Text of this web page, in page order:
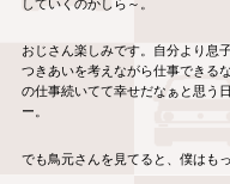
していくのかしら～。
おじさん楽しみです。自分より息
つきあいを考えながら仕事できる
の仕事続いてて幸せだなぁと思う
ー。
でも鳥元さんを見てると、僕はも